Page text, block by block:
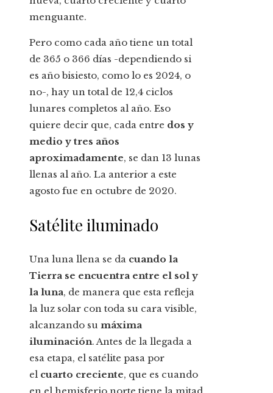
menguante.
Pero como cada año tiene un total
de 365 o 366 días -dependiendo si
es año bisiesto, como lo es 2024, o
no-, hay un total de 12,4 ciclos
lunares completos al año. Eso
quiere decir que, cada entre dos y
medio y tres años
aproximadamente, se dan 13 lunas
llenas al año. La anterior a este
agosto fue en octubre de 2020.
Satélite iluminado
Una luna llena se da cuando la
Tierra se encuentra entre el sol y
la luna, de manera que esta refleja
la luz solar con toda su cara visible,
alcanzando su máxima
iluminación. Antes de la llegada a
esa etapa, el satélite pasa por
el cuarto creciente, que es cuando